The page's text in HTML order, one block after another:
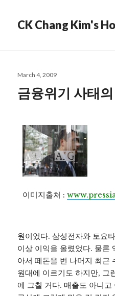
CK Chang Kim's
Posted
March 4, 2009
금융위기 사태
이미지출처 :
원이었다. 삼성전자와 토요
이상 이익을 올렸었다. 물론
아서 떼돈을 번 나머지 최근
원대에 이르기도 하지만, 그
에 그칠 거다. 매출도 아니